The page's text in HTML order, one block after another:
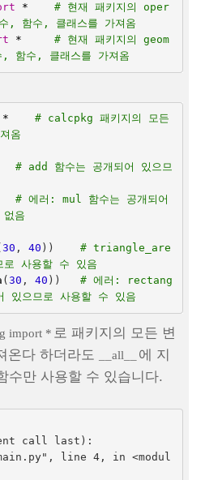
*
# 현재 패키지의 oper
, 함수, 클래스를 가져옴
*
# 현재 패키지의 geom
함수, 클래스를 가져옴
*
# calcpkg 패키지의 모든
옴
# add 함수는 공개되어 있으므
# 에러: mul 함수는 공개되어
음
30 , 40 ))
# triangle_are
로 사용할 수 있음
( 30 , 40 ))
# 에러: rectang
있으므로 사용할 수 있음
import * 로 패키지의 모든 변
온다 하더라도
__all__
에 지
수만 사용할 수 있습니다.
call last):
line 4, in <modul